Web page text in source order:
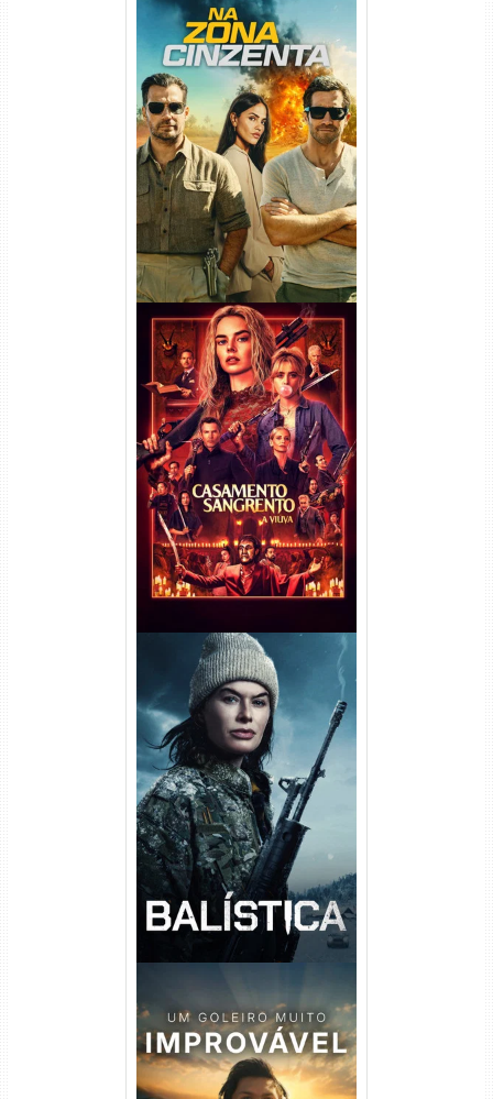
Na Zona Cinzenta Torrent
(2026) WEB-DL 1080p/4K
Dual Áudio
Casamento Sangrento: A
Viúva Torrent (2026) WEB-DL
720p/1080p/4K Dual Áudio
Balística Torrent (2025) WEB-
DL 1080p Dual Áudio